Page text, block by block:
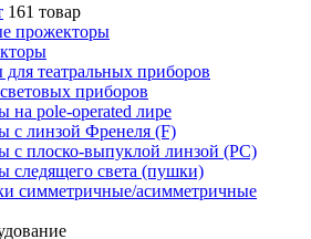
161 товар
прожекторы
для театральных приборов
приборов
на pole-operated лире
с линзой Френеля (F)
с плоско-выпуклой линзой (PC)
следящего света (пушки)
симметричные/асимметричные